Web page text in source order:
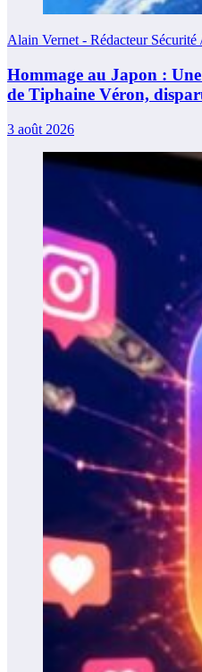
Alain Vernet - Rédacteur
Hommage au Japon :
de Tiphaine Véron,
3 août 2026